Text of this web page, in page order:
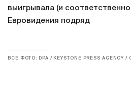
выигрывала (и
Евровидения подряд
ВСЕ ФОТО: DPA / KEYSTONE PRESS AGENCY /